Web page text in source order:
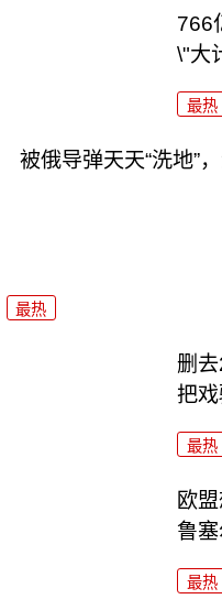
766
\"大
最热
被俄导弹天天“洗地”
最热
删
把
最热
欧
鲁
最热